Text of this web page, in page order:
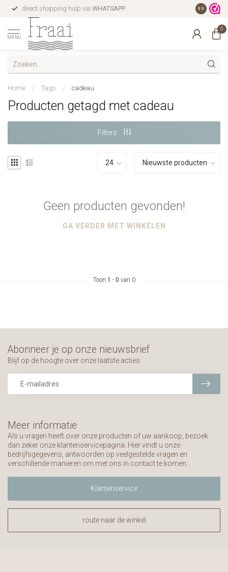
direct shopping hulp via WHATSAPP. gratis
9.9
MENU
0
Home / Tags / cadeau
Producten getagd met cadeau
Filters
Geen producten gevonden!
GA VERDER MET WINKELEN
Toon 1 - 0 van 0
Meer informatie
Als u vragen heeft over onze producten of uw aankoop, bezoek
dan zeker onze klantenservicepagina. Hier vindt u onze
bedrijfsgegevens, antwoorden op veelgestelde vragen en
verschillende manieren om met ons in contact te komen.
Klantenservice
route naar de winkel
Abonneer je op onze nieuwsbrief
Blijf op de hoogte over onze laatste acties